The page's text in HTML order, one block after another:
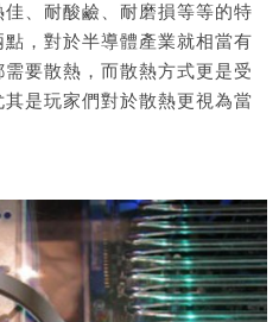
、耐酸鹼、耐磨損等等的特
，對於半導體產業就相當有
要散熱，而散熱方式更是受
是玩家們對於散熱更視為當